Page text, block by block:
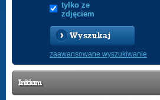
tylko ze
zdjęciem
Wyszukaj
zaawansowane wyszukiwanie
Initium